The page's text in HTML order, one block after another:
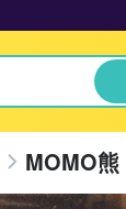
MOMO熊